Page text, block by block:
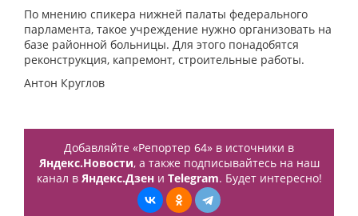
По мнению спикера нижней палаты федерального
парламента, такое учреждение нужно организовать на
базе районной больницы. Для этого понадобятся
реконструкция, капремонт, строительные работы.
Антон Круглов
Добавляйте «Репортер 64» в источники в
Яндекс.Новости, а также подписывайтесь на наш
канал в Яндекс.Дзени Telegram. Будет интересно!